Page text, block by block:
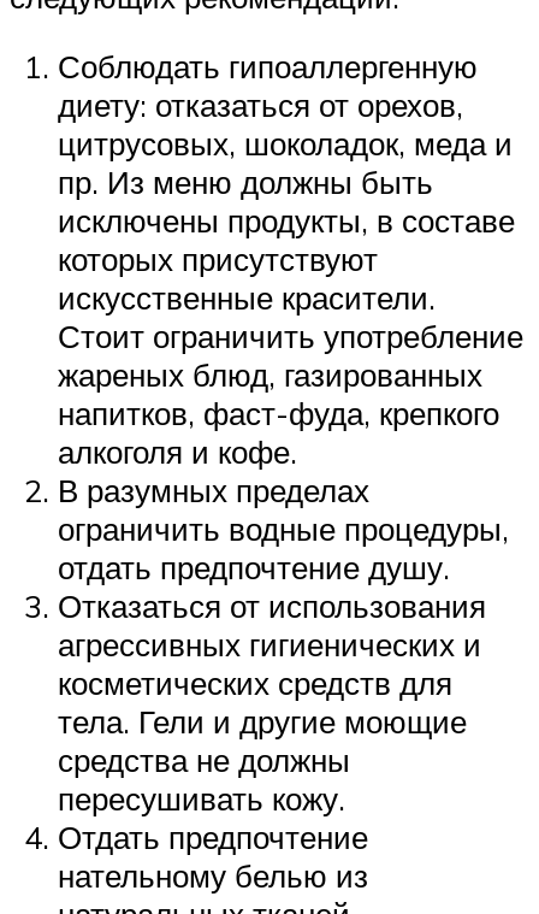
Соблюдать гипоаллергенную
диету: отказаться от орехов,
цитрусовых, шоколадок, меда и
пр. Из меню должны быть
исключены продукты, в составе
которых присутствуют
искусственные красители.
Стоит ограничить употребление
жареных блюд, газированных
напитков, фаст-фуда, крепкого
алкоголя и кофе.
В разумных пределах
ограничить водные процедуры,
отдать предпочтение душу.
Отказаться от использования
агрессивных гигиенических и
косметических средств для
тела. Гели и другие моющие
средства не должны
пересушивать кожу.
Отдать предпочтение
нательному белью из